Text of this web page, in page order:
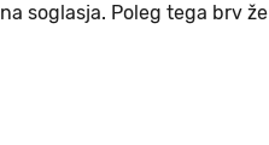
soglasja. Poleg tega brv že